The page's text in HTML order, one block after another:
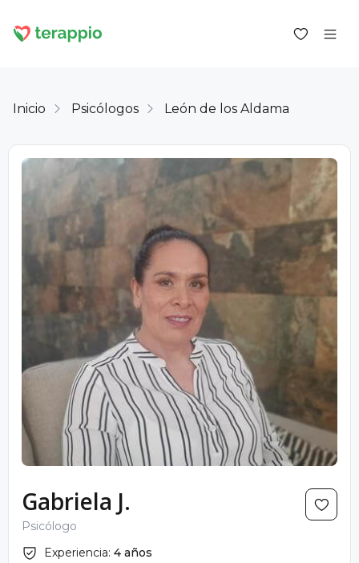
Iniciar sesión como psicólogo
Para los psicólogos
Sobre terappio
Preguntas y respuestas
office@terappio.com
Inicio Psicólogos León de los Aldama
Gabriela J.
Psicólogo
Experiencia: 4 años